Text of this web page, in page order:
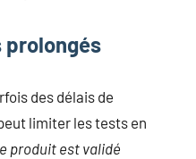
prolongés
des délais de
limiter les tests en
produit est validé